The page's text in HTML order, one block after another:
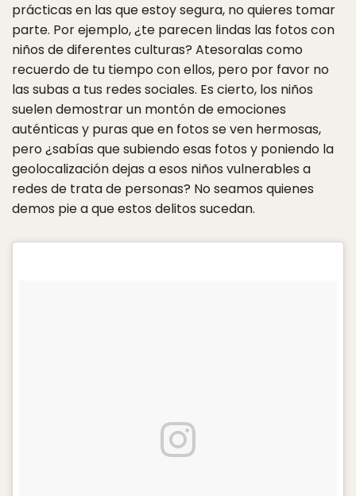
prácticas en las que estoy segura, no quieres tomar
parte. Por ejemplo, ¿te parecen lindas las fotos con
niños de diferentes culturas? Atesoralas como
recuerdo de tu tiempo con ellos, pero por favor no
las subas a tus redes sociales. Es cierto, los niños
suelen demostrar un montón de emociones
auténticas y puras que en fotos se ven hermosas,
pero ¿sabías que subiendo esas fotos y poniendo la
geolocalización dejas a esos niños vulnerables a
redes de trata de personas? No seamos quienes
demos pie a que estos delitos sucedan.